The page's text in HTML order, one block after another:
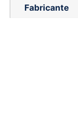
Fabricante